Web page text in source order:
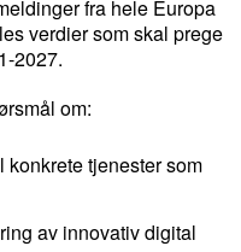
fra hele Europa
verdier som skal prege
2027.
om:
tjenester som
av innovativ digital